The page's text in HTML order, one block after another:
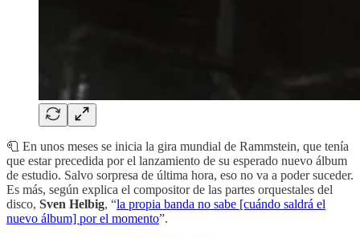
🧻 En unos meses se inicia la gira mundial de Rammstein, que tenía
que estar precedida por el lanzamiento de su esperado nuevo álbum
de estudio. Salvo sorpresa de última hora, eso no va a poder suceder.
Es más, según explica el compositor de las partes orquestales del
disco, Sven Helbig, “la propia banda no sabe [cuándo saldrá el
nuevo álbum] por el momento”.